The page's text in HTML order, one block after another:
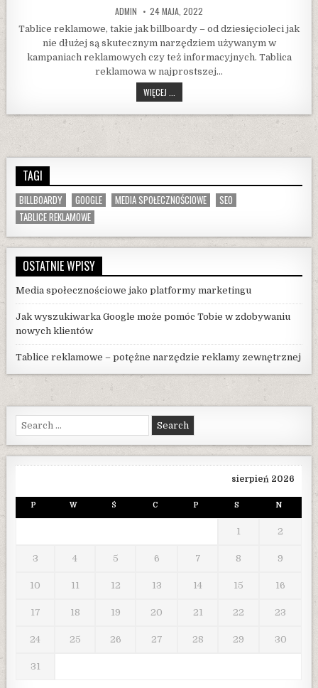
AUTHOR:
ADMIN PUBLISHED
DATE:
24 MAJA, 2022
Tablice reklamowe, takie jak billboardy – od dziesięcioleci jak
nie dłużej są skutecznym narzędziem używanym w
kampaniach reklamowych czy też informacyjnych. Tablica
reklamowa w najprostszej…
WIĘCEJ ...
REKLAMOWE
–
POTĘŻNE
TAGI
BILLBOARDY GOOGLE MEDIA SPOŁECZNOŚCIOWE
SEO
TABLICE REKLAMOWE
OSTATNIE WPISY
Media społecznościowe jako platformy marketingu
Jak wyszukiwarka Google może pomóc Tobie w zdobywaniu
nowych klientów
Tablice reklamowe – potężne narzędzie reklamy zewnętrznej
Search
for:
sierpień 2026
P W Ś C P S N
1 2
3 4 5 6 7 8 9
10 11 12 13 14 15 16
17 18 19 20 21 22 23
24 25 26 27 28 29 30
31